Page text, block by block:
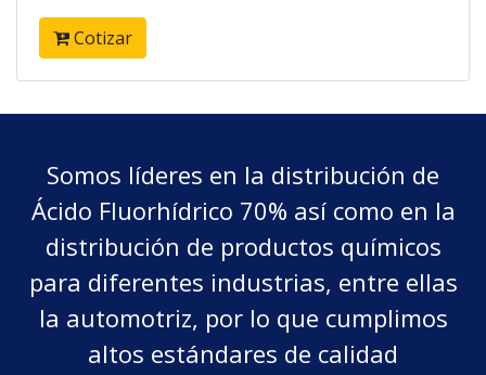
Cotizar
Somos líderes en la distribución de
Ácido Fluorhídrico 70% así como en la
distribución de productos químicos
para diferentes industrias, entre ellas
la automotriz, por lo que cumplimos
altos estándares de calidad